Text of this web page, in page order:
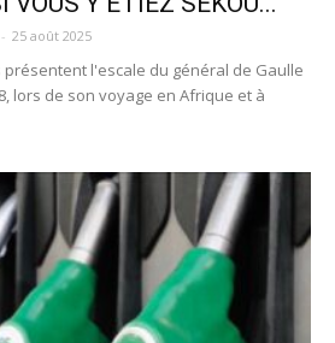
- 25 août 2025
l'escale du général de Gaulle
lors de son voyage en Afrique et à